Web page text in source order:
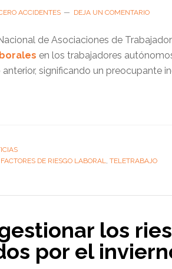
ACCIDENTES DEJA UN COMENTARIO
de Asociaciones de
en los trabajadores
significando un preocupante
FACTORES DE RIESGO LABORAL, TELETRABAJO
los
por el